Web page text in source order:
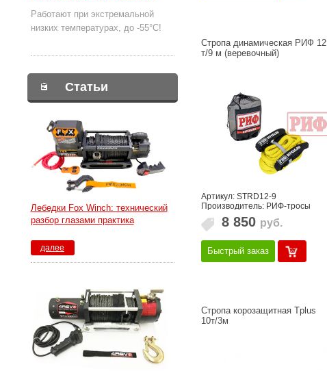
Работают при экстремальной
низких температурах, до -55°С!
Статьи
Лебедки Fox Winch: технический
разбор глазами практика
далее
Стропа динамическая РИФ 12
т/9 м (веревочный)
Артикул: STRD12-9
Производитель: РИФ-тросы
8 850 руб.
Быстрый заказ
Стропа корозащитная Tplus
10т/3м